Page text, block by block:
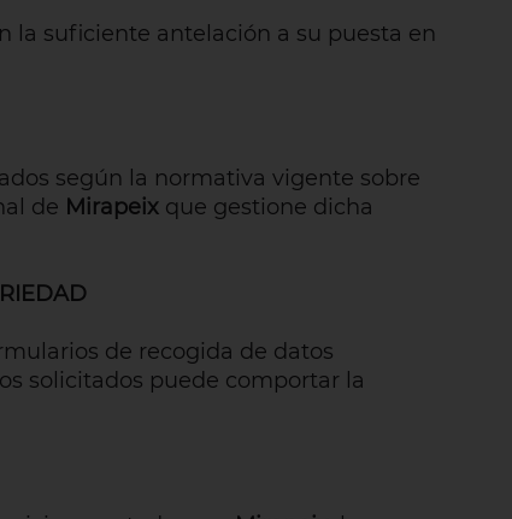
la suficiente antelación a su puesta en
según la normativa vigente sobre
de Mirapeix que gestione dicha
de recogida de datos
solicitados puede comportar la